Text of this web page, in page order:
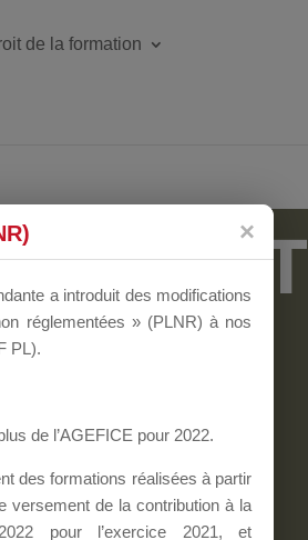
de la formation
du Dirigeant.
a introduit des modifications
réglementées » (PLNR) à nos
PL).
de l’AGEFICE pour 2022.
des formations réalisées à partir
versement de la contribution à la
pour l’exercice 2021, et